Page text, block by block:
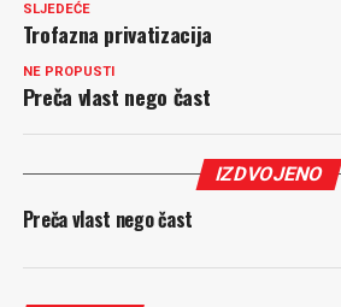
SLJEDEĆE
Trofazna privatizacija
NE PROPUSTI
Preča vlast nego čast
IZDVOJENO
Preča vlast nego čast